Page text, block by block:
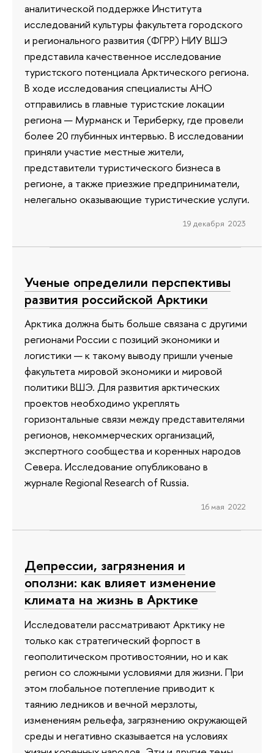
аналитической поддержке Института
исследований культуры факультета городского
и регионального развития (ФГРР) НИУ ВШЭ
представила качественное исследование
туристского потенциала Арктического региона.
В ходе исследования специалисты АНО
отправились в главные туристские локации
региона — Мурманск и Териберку, где провели
более 20 глубинных интервью. В исследовании
приняли участие местные жители,
представители туристического бизнеса в
регионе, а также приезжие предприниматели,
нелегально оказывающие туристические услуги.
19 декабря 2023
Ученые определили перспективы
развития российской Арктики
Арктика должна быть больше связана с другими
регионами России с позиций экономики и
логистики — к такому выводу пришли ученые
факультета мировой экономики и мировой
политики ВШЭ. Для развития арктических
проектов необходимо укреплять
горизонтальные связи между представителями
регионов, некоммерческих организаций,
экспертного сообщества и коренных народов
Севера. Исследование опубликовано в
журнале Regional Research of Russia.
16 мая 2022
Депрессии, загрязнения и
оползни: как влияет изменение
климата на жизнь в Арктике
Исследователи рассматривают Арктику не
только как стратегический форпост в
геополитическом противостоянии, но и как
регион со сложными условиями для жизни. При
этом глобальное потепление приводит к
таянию ледников и вечной мерзлоты,
изменениям рельефа, загрязнению окружающей
среды и негативно сказывается на условиях